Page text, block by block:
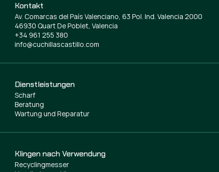
Dienstleistungen
Scharf
Beratung
Wartung und Reparatur
Klingen nach Verwendung
Recyclingmesser
Kontakt
Av. Comarcas del País Valenciano, 63 Pol. Ind. Valencia 2000
46930 Quart De Poblet, Valencia
+34 961 255 380
info@cuchillascastillo.com